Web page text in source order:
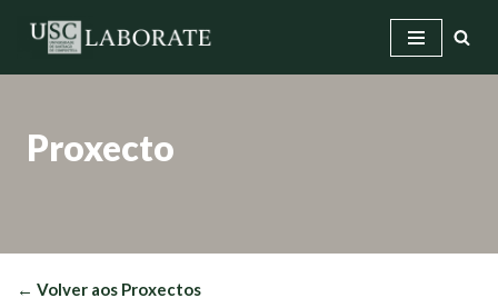
Saltar
Proxecto
← Volver aos Proxectos